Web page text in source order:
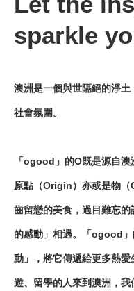
sparkle
澳洲是一個與世隔絕的淨土
社會氛圍。
「ogood」的O既是源自
原點（Origin）亦或是物
齒留戀的美食，過目難忘
的感動」相遇。「ogood
動」，將它傳遞給更多熱
遊、留學的人來到澳洲，